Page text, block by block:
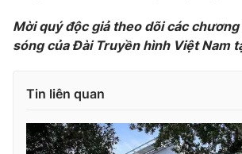
Thị trường
Lịch phát sóng
Chuyên mục khác
Emagazine Podcast
Mời quý độc giả theo dõi các
sóng của Đài Truyền hình Việt Nam
Tin liên quan